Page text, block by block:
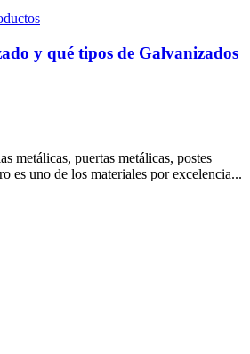
y qué tipos de Galvanizados
metálicas, puertas metálicas, postes
es uno de los materiales por excelencia...